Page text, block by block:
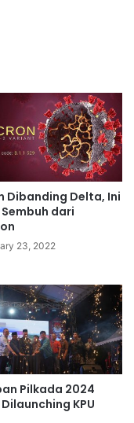
Dibanding Delta, Ini
dari
23, 2022
Pilkada 2024
KPU